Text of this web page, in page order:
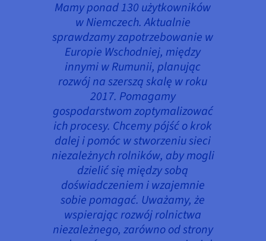
Mamy ponad 130 użytkowników
w Niemczech. Aktualnie
sprawdzamy zapotrzebowanie w
Europie Wschodniej, między
innymi w Rumunii, planując
rozwój na szerszą skalę w roku
2017. Pomagamy
gospodarstwom zoptymalizować
ich procesy. Chcemy pójść o krok
dalej i pomóc w stworzeniu sieci
niezależnych rolników, aby mogli
dzielić się między sobą
doświadczeniem i wzajemnie
sobie pomagać. Uważamy, że
wspierając rozwój rolnictwa
niezależnego, zarówno od strony